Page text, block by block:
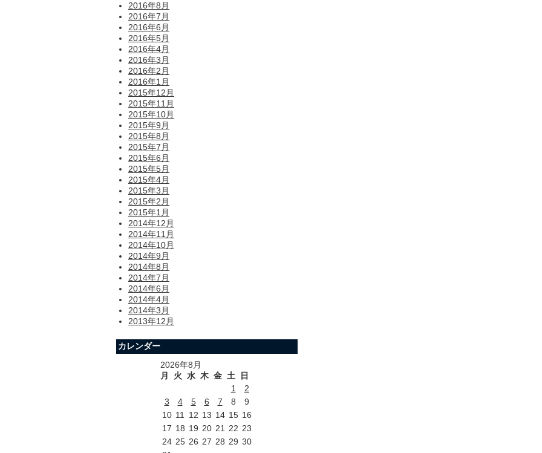
2016年8月
2016年7月
2016年6月
2016年5月
2016年4月
2016年3月
2016年2月
2016年1月
2015年12月
2015年11月
2015年10月
2015年9月
2015年8月
2015年7月
2015年6月
2015年5月
2015年4月
2015年3月
2015年2月
2015年1月
2014年12月
2014年11月
2014年10月
2014年9月
2014年8月
2014年7月
2014年6月
2014年4月
2014年3月
2013年12月
カレンダー
2026年8月
月
火 水 木 金 土
日
1
2
3
4 5 6 7 8
9
10 11 12 13 14 15 16
17 18 19 20 21 22 23
24 25 26 27 28 29 30